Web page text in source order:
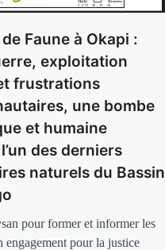
Faune à Okapi :
exploitation
frustrations
une bombe
et humaine
des derniers
naturels du Bassin
pour former et informer les
engagement pour la justice